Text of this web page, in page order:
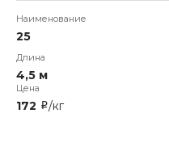
25
4,5 м
172 i/кг